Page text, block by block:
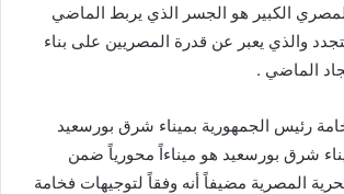
الكبير هو الجسر الذي يربط الماضي
والذي يعبر عن قدرة المصريين على بناء
الماضي .
رئيس الجمهورية بميناء شرق بورسعيد
شرق بورسعيد هو ميناءاً محورياً ضمن
المصرية مضيفاً أنه وفقاً لتوجيهات فخامة